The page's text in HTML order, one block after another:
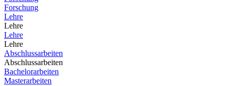
Forschung
Lehre
Lehre
Lehre
Lehre
Abschlussarbeiten
Abschlussarbeiten
Bachelorarbeiten
Masterarbeiten